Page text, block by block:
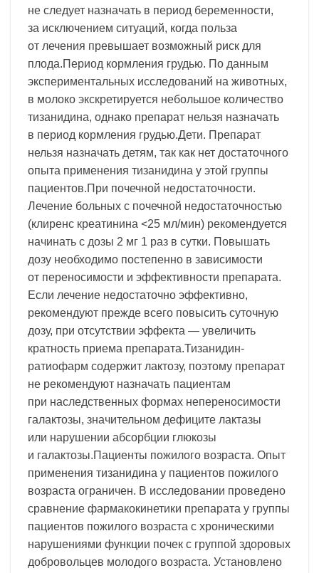
не следует назначать в период беременности,
за исключением ситуаций, когда польза
от лечения превышает возможный риск для
плода.Период кормления грудью. По данным
экспериментальных исследований на животных,
в молоко экскретируется небольшое количество
тизанидина, однако препарат нельзя назначать
в период кормления грудью.Дети. Препарат
нельзя назначать детям, так как нет достаточного
опыта применения тизанидина у этой группы
пациентов.При почечной недостаточности.
Лечение больных с почечной недостаточностью
(клиренс креатинина <25 мл/мин) рекомендуется
начинать с дозы 2 мг 1 раз в сутки. Повышать
дозу необходимо постепенно в зависимости
от переносимости и эффективности препарата.
Если лечение недостаточно эффективно,
рекомендуют прежде всего повысить суточную
дозу, при отсутствии эффекта — увеличить
кратность приема препарата.Тизанидин-
ратиофарм содержит лактозу, поэтому препарат
не рекомендуют назначать пациентам
при наследственных формах непереносимости
галактозы, значительном дефиците лактазы
или нарушении абсорбции глюкозы
и галактозы.Пациенты пожилого возраста. Опыт
применения тизанидина у пациентов пожилого
возраста ограничен. В исследовании проведено
сравнение фармакокинетики препарата у группы
пациентов пожилого возраста с хроническими
нарушениями функции почек с группой здоровых
добровольцев молодого возраста. Установлено